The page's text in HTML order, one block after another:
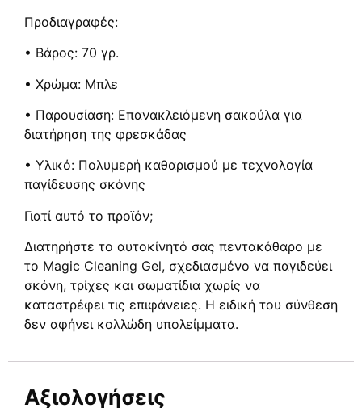
Προδιαγραφές:
• Βάρος: 70 γρ.
• Χρώμα: Μπλε
• Παρουσίαση: Επανακλειόμενη σακούλα για
διατήρηση της φρεσκάδας
• Υλικό: Πολυμερή καθαρισμού με τεχνολογία
παγίδευσης σκόνης
Γιατί αυτό το προϊόν;
Διατηρήστε το αυτοκίνητό σας πεντακάθαρο με
το Magic Cleaning Gel, σχεδιασμένο να παγιδεύει
σκόνη, τρίχες και σωματίδια χωρίς να
καταστρέφει τις επιφάνειες. Η ειδική του σύνθεση
δεν αφήνει κολλώδη υπολείμματα.
Αξιολογήσεις